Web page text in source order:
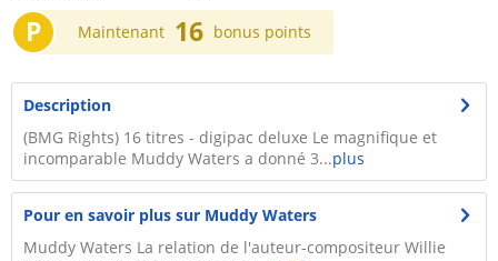
P Maintenant 16 bonus points
Description
(BMG Rights) 16 titres - digipac deluxe Le magnifique et
incomparable Muddy Waters a donné 3...plus
Pour en savoir plus sur Muddy Waters
Muddy Waters La relation de l'auteur-compositeur Willie